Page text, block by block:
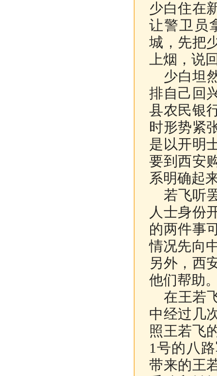
少白住在
让警卫员
城，先把
上烟，说
少白坦
排自己回
县农民银
时形势紧
是以开明
要到西安
系明确起
若飞听
人士身份
的两件事
情况先向
另外，西
他们帮助
在王若
中经过几
照王若飞
1号的八
带来的王